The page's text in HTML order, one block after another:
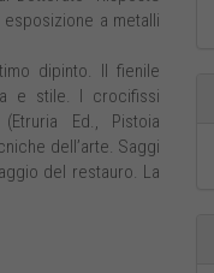
a metalli
dipinto. Il fienile
e stile. I crocifissi
Ed., Pistoia
dell’arte. Saggi
del restauro. La